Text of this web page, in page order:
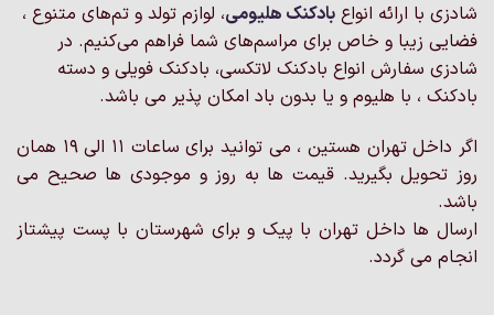
باشد.
گزینه
ها
ممکن
است
صفحه
محصول
شوند
باشد.
گزینه
ممکن
است
صفحه
محصول
شوند
شادزی با ارائه انواع بادکنک‌ هلیومی، لوازم تولد و تم‌های متنوع ،
فضایی زیبا و خاص برای مراسم‌های شما فراهم می‌کنیم. در
شادزی سفارش انواع بادکنک لاتکسی، بادکنک فویلی و دسته
بادکنک ، با هلیوم و یا بدون باد امکان پذیر می باشد.
اگر داخل تهران هستین ، می توانید برای ساعات 11 الی 19 همان
روز تحویل بگیرید. قیمت ها به روز و موجودی ها صحیح می
باشد.
ارسال ها داخل تهران با پیک و برای شهرستان با پست پیشتاز
انجام می گردد.